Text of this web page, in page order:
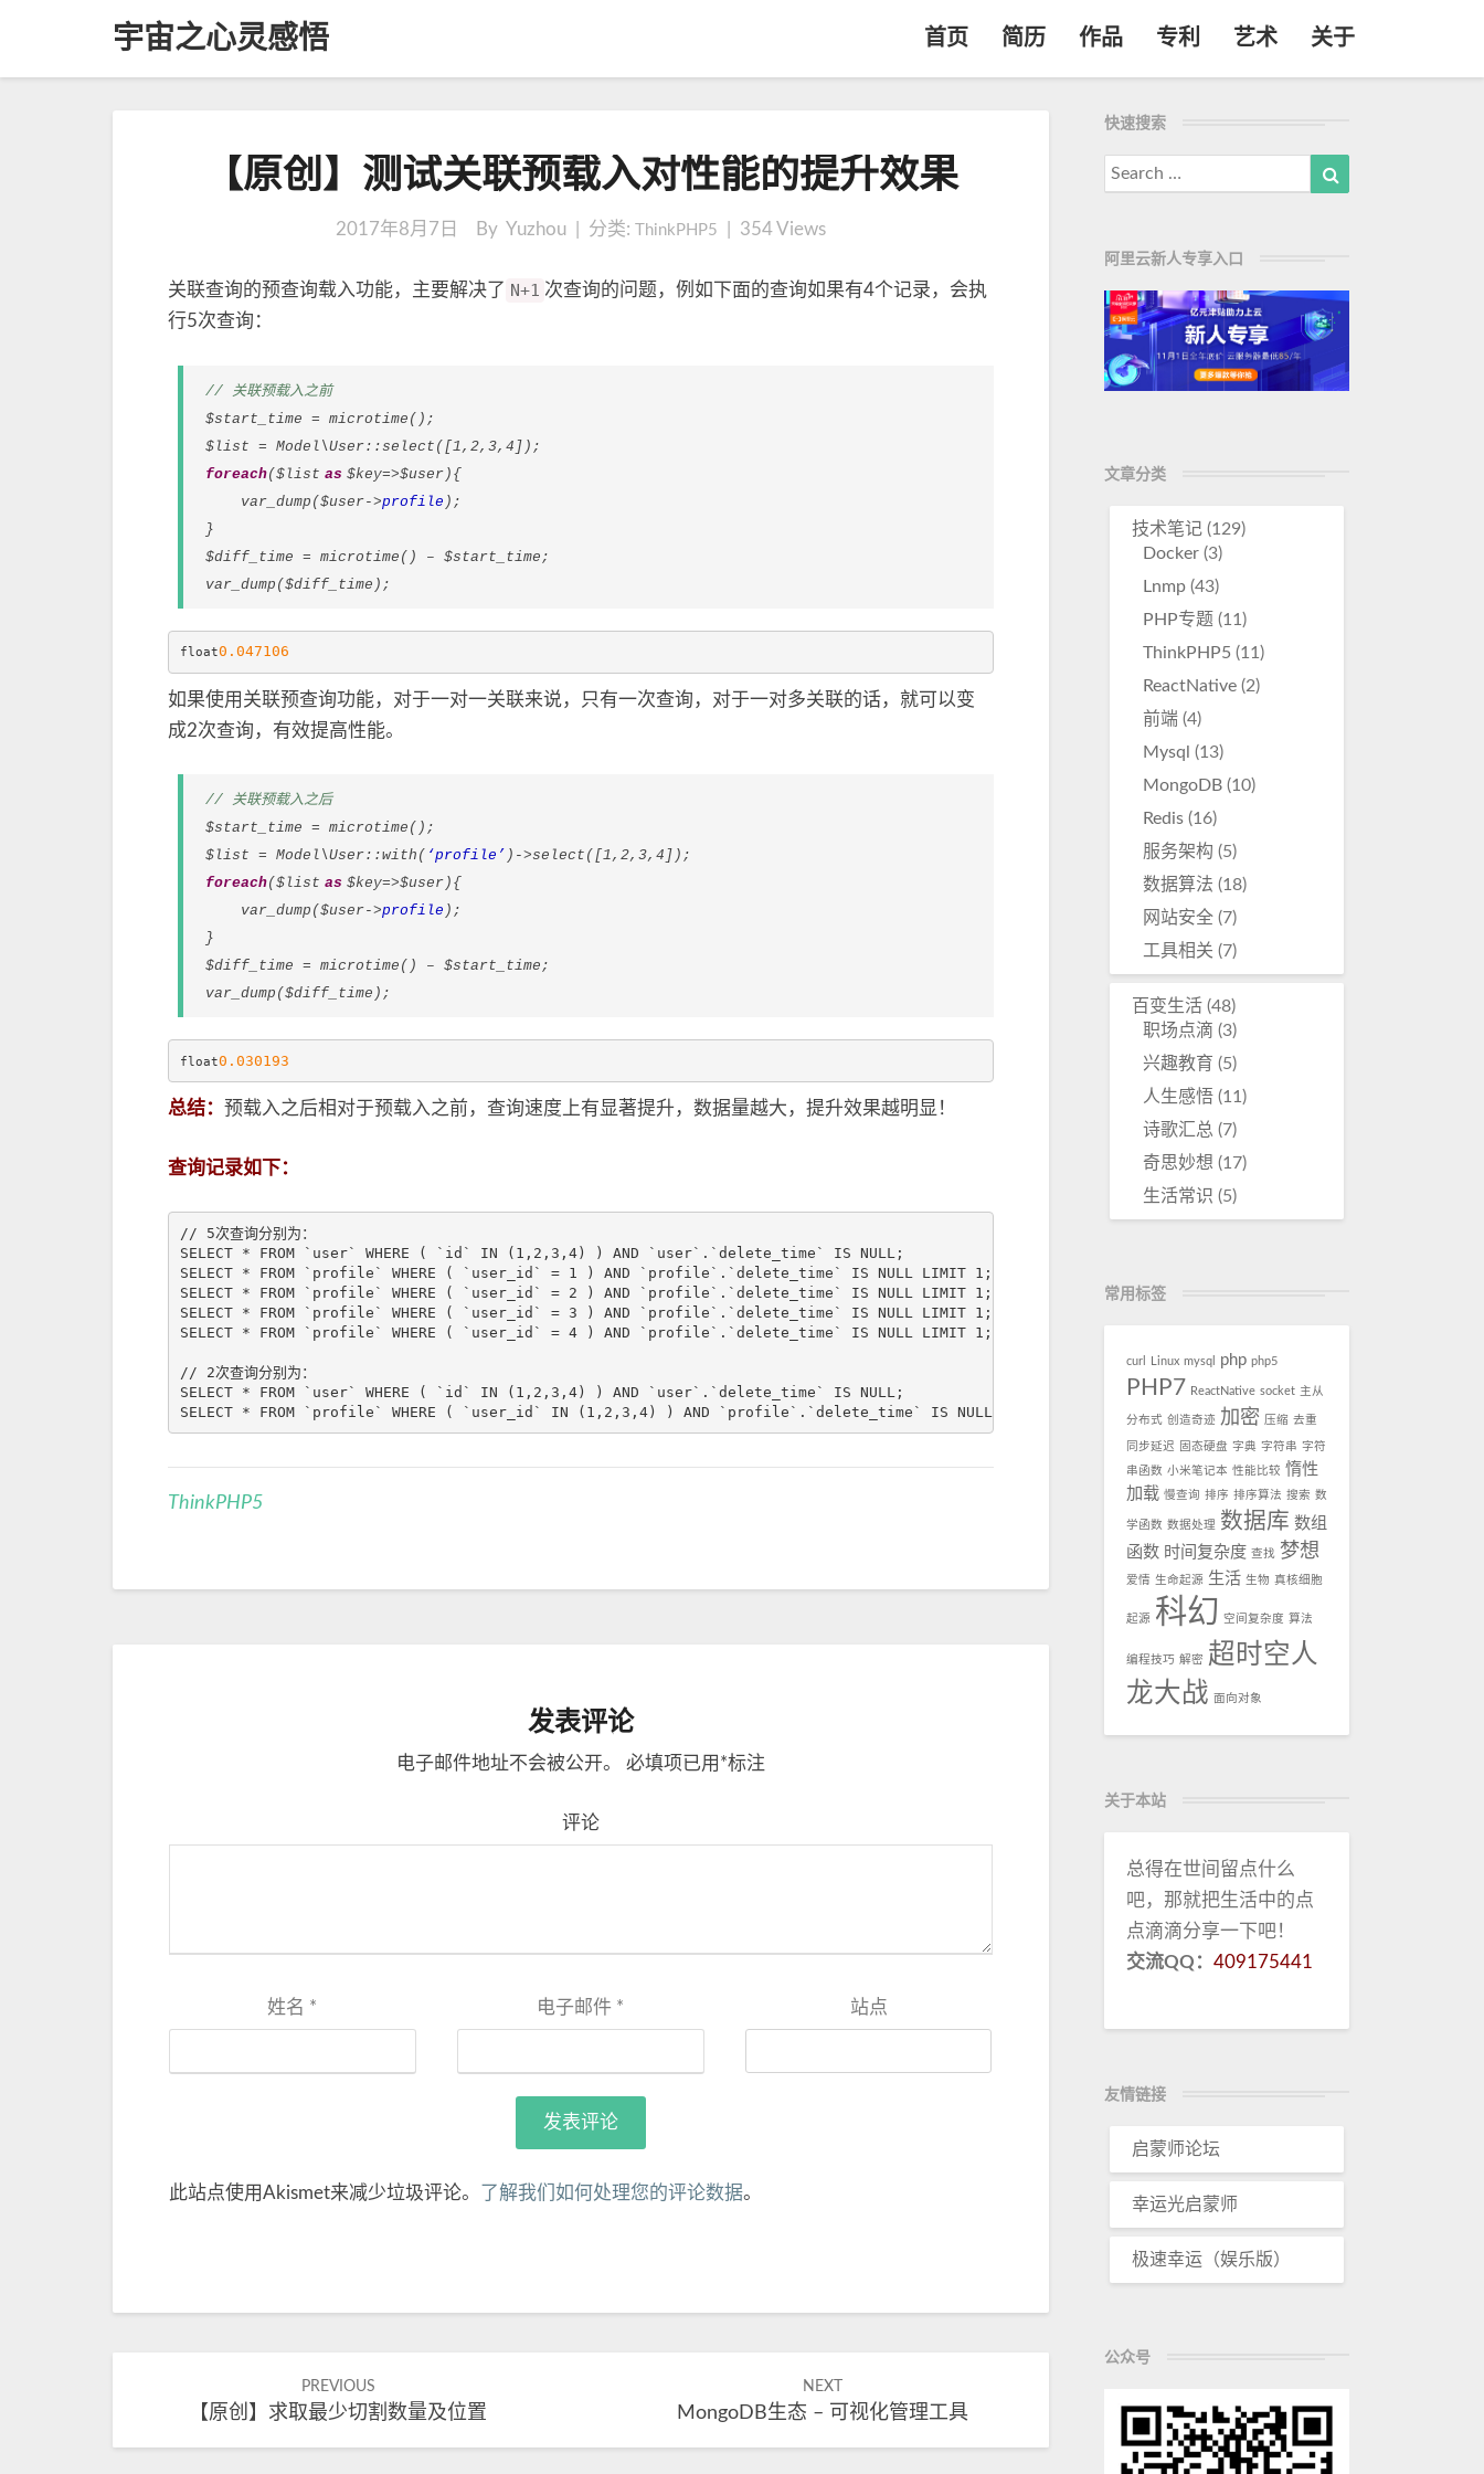
宇宙之心灵感悟 首页 简历 作品 专利 艺术 关于
原
】
试
【原创】测试关联预载入对性能的提升效果
2017年8月7日 By Yuzhou | 分类: ThinkPHP5 354Views
关联查询的预查询载入功能，主要解决了 N+1 次查询的问题，例如下面的查询如果有4个记录，会执
行5次查询：
// 关联预载入之前
$start_time = microtime();
$list = Model\User::select ([1,2,3,4]);
foreach($list as $key=>$user){
var_dump($user->profile );
}
$diff_time = microtime() – $start_time;
var_dump($diff_time);
float0.047106
如果使用关联预查询功能，对于一对一关联来说，只有一次查询，对于一对多关联的话，就可以变
成2次查询，有效提高性能。
// 关联预载入之后
$start_time = microtime();
$list = Model\User::with ( ‘profile’ )->select([1,2,3,4]);
foreach($list as $key=>$user){
var_dump($user->profile );
}
$diff_time = microtime() – $start_time;
var_dump($diff_time);
float
总结： 预载入之后相对于预载入之前，查询速度上有显著提升，数据量越大，提升效果越明显！
查询记录如下：
// 5次查询分别为：
SELECT * FROM `user` WHERE ( `id` IN (1,2,3,4) ) AND `user`.`delete_time` IS NULL;
SELECT * FROM `profile` WHERE ( `user_id` = 1 ) AND `profile`.`delete_time` IS NULL LIMIT 1;
SELECT * FROM `profile` WHERE ( `user_id` = 2 ) AND `profile`.`delete_time` IS NULL LIMIT 1;
SELECT * FROM `profile` WHERE ( `user_id` = 3 ) AND `profile`.`delete_time` IS NULL LIMIT 1;
SELECT * FROM `profile` WHERE ( `user_id` = 4 ) AND `profile`.`delete_time` IS NULL LIMIT 1;
// 2次查询分别为：
SELECT * FROM `user` WHERE ( `id` IN (1,2,3,4) ) AND `user`.`delete_time` IS NULL;
SELECT * FROM `profile` WHERE ( `user_id` IN (1,2,3,4) ) AND `profile`.`delete_time` IS NULL;
ThinkPHP5
发表评论
电子邮件地址不会被公开。 必填项已用 *标注
评论
姓名 * 电子邮件 * 站点
此站点使用Akismet来减少垃圾评论。 了解我们如何处理您的评论数据。
navigation
PREVIOUS
【原创】求取最少切割数量及位置
NEXT
MongoDB生态 – 可视化管理工具
快速搜索
Search
for:
阿里云新人专享入口
文章分类
技术笔记(129)
Docker(3)
Lnmp(43)
PHP专题 (11)
ThinkPHP5(11)
ReactNative(2)
前端(4)
Mysql (13)
MongoDB(10)
Redis(16)
服务架构 (5)
数据算法 (18)
网站安全(7)
工具相关 (7)
百变生活(48)
职场点滴 (3)
兴趣教育 (5)
人生感悟(11)
诗歌汇总 (7)
奇思妙想 (17)
生活常识 (5)
常用标签
curl Linux mysql php php5
PHP7 ReactNative socket 主从
分布式 创造奇迹 加密 压缩 去重
同步延迟 固态硬盘 字典 字符串 字符
串函数 小米笔记本 性能比较 惰性
加载 慢查询 排序 排序算法 搜索 数
学函数 数据处理 数据库 数组
函数 时间复杂度 查找 梦想
爱情 生命起源 生活 生物 真核细胞
起源 科幻 空间复杂度 算法
编程技巧 解密 超时空人
龙大战 面向对象
关于本站
总得在世间留点什么
吧，那就把生活中的点
点滴滴分享一下吧！
交流QQ： 409175441
友情链接
启蒙师论坛
幸运光启蒙师
极速幸运（娱乐版）
公众号